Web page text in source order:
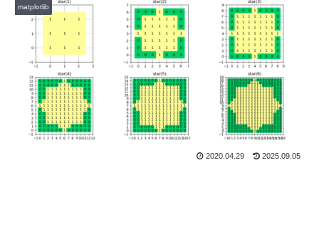
matplotlib
2020.04.29 2025.09.05